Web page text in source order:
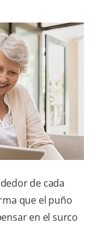
DE PRODUCTOS
PROFESIONALES
CUPONES
DÓNDE COMPRAR
de cada
que el puño
en el surco